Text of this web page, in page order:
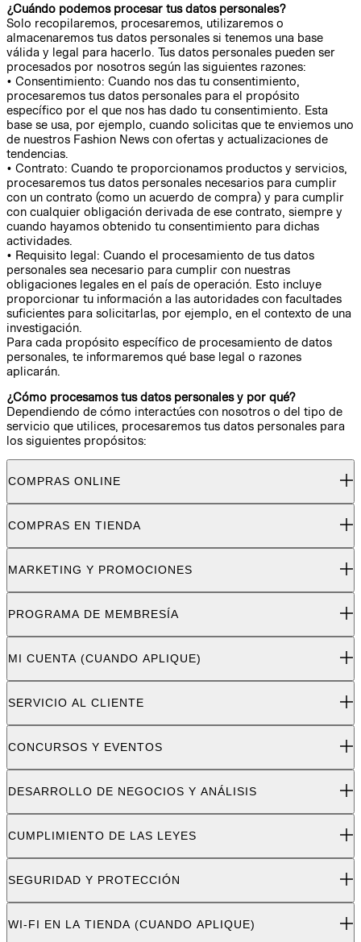
¿Cuándo podemos procesar tus datos personales?
Solo recopilaremos, procesaremos, utilizaremos o
almacenaremos tus datos personales si tenemos una base
válida y legal para hacerlo. Tus datos personales pueden ser
procesados por nosotros según las siguientes razones:
• Consentimiento: Cuando nos das tu consentimiento,
procesaremos tus datos personales para el propósito
específico por el que nos has dado tu consentimiento. Esta
base se usa, por ejemplo, cuando solicitas que te enviemos uno
de nuestros Fashion News con ofertas y actualizaciones de
tendencias.
• Contrato: Cuando te proporcionamos productos y servicios,
procesaremos tus datos personales necesarios para cumplir
con un contrato (como un acuerdo de compra) y para cumplir
con cualquier obligación derivada de ese contrato, siempre y
cuando hayamos obtenido tu consentimiento para dichas
actividades.
• Requisito legal: Cuando el procesamiento de tus datos
personales sea necesario para cumplir con nuestras
obligaciones legales en el país de operación. Esto incluye
proporcionar tu información a las autoridades con facultades
suficientes para solicitarlas, por ejemplo, en el contexto de una
investigación.
Para cada propósito específico de procesamiento de datos
personales, te informaremos qué base legal o razones
aplicarán.
¿Cómo procesamos tus datos personales y por qué?
Dependiendo de cómo interactúes con nosotros o del tipo de
servicio que utilices, procesaremos tus datos personales para
los siguientes propósitos:
COMPRAS ONLINE
COMPRAS EN TIENDA
MARKETING Y PROMOCIONES
PROGRAMA DE MEMBRESÍA
MI CUENTA (CUANDO APLIQUE)
SERVICIO AL CLIENTE
CONCURSOS Y EVENTOS
DESARROLLO DE NEGOCIOS Y ANÁLISIS
CUMPLIMIENTO DE LAS LEYES
SEGURIDAD Y PROTECCIÓN
WI-FI EN LA TIENDA (CUANDO APLIQUE)